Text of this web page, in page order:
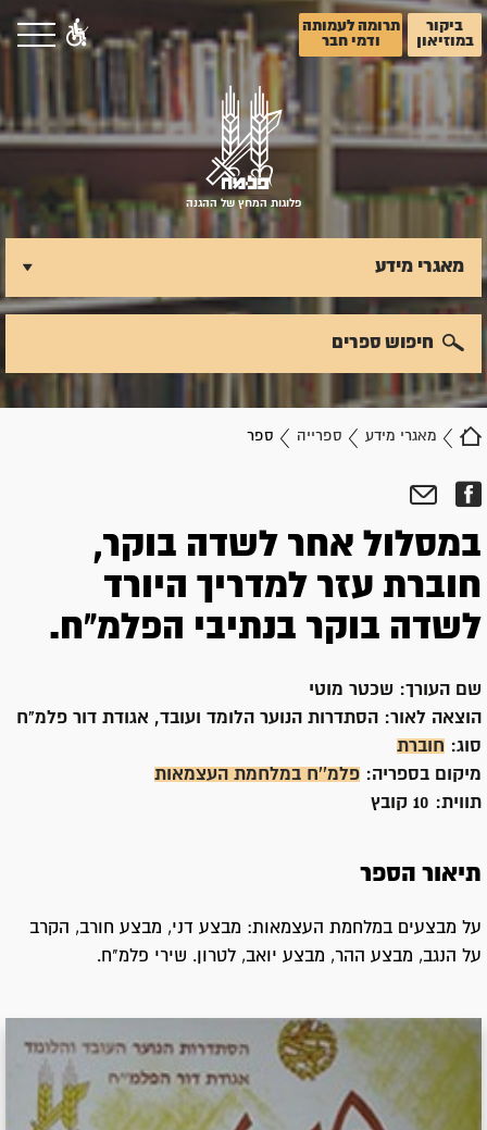
ביקור
במוזיאון
תרומה לעמותה
ודמי חבר
פלוגות המחץ של ההגנה
מאגרי מידע ספרייה ספר
מאגרי מידע
חיפוש ספרים
במסלול אחר לשדה בוקר,
חוברת עזר למדריך היורד
לשדה בוקר בנתיבי הפלמ"ח.
שם העורך: שכטר מוטי
הוצאה לאור:
הסתדרות הנוער הלומד ועובד, אגודת דור פלמ"ח
סוג: חוברת
מיקום בספריה: פלמ''ח במלחמת העצמאות
תווית: 10 קובץ
תיאור הספר
על מבצעים במלחמת העצמאות: מבצע דני, מבצע חורב, הקרב
על הנגב, מבצע ההר, מבצע יואב, לטרון. שירי פלמ"ח.